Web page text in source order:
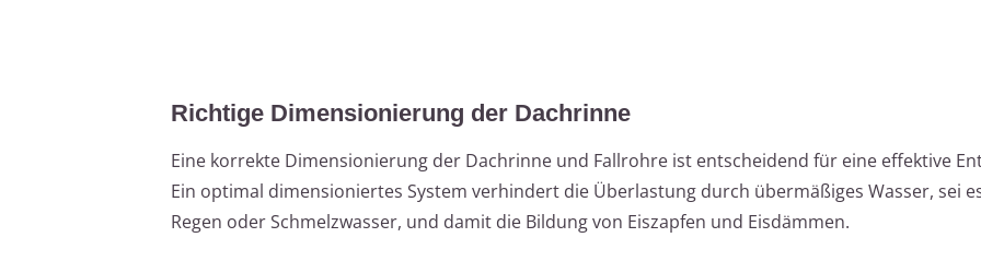
Richtige Dimensionierung der Dachrinne
Eine korrekte Dimensionierung der Dachrinne und Fallrohre ist entscheidend für eine effektive
Ein optimal dimensioniertes System verhindert die Überlastung durch übermäßiges Wasser, sei
Regen oder Schmelzwasser, und damit die Bildung von Eiszapfen und Eisdämmen.